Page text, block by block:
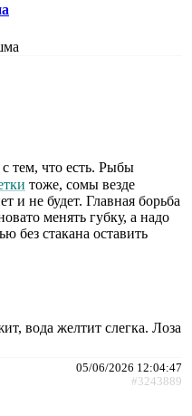
тем, что есть. Рыбы
тоже, сомы везде
и не будет. Главная борьба
менять губку, а надо
без стакана оставить
вода желтит слегка. Лоза
05/06/2026 12:04:47
#3243889